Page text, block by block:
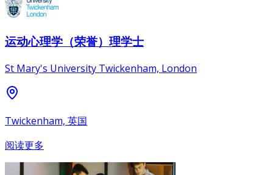
运动心理学（荣誉）理学士
St Mary's University Twickenham, London
Twickenham, 英国
阅读更多